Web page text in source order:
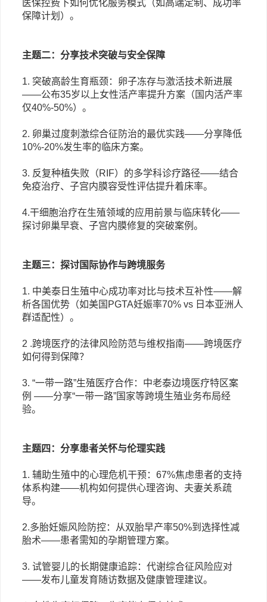
医保控费下如何优化服务模式（如高端定制、成功率
保障计划）。
主题二：分享技术突破与安全保障
1. 突破高龄生育瓶颈：卵子冻存与激活技术新进展
——公布35岁以上女性活产率提升方案（国内活产率
仅40%-50%）。
2. 卵巢过度刺激综合征防治的最优实践——分享降低
10%-20%发生率的临床方案。
3. 反复种植失败（RIF）的多学科诊疗路径——结合
免疫治疗、子宫内膜容受性评估提升着床率。
4.干细胞治疗在生殖领域的应用前景与临床转化——
探讨卵巢早衰、子宫内膜修复的突破案例。
主题三：探讨国际协作与跨境服务
1. 中美泰日生殖中心成功率对比与技术互补性——解
析各国优势（如美国PGTA妊娠率70% vs 日本亚洲人
群适配性）。
2 .跨境医疗的法律风险防范与维权指南——跨境医疗
如何得到保障？
3. “一带一路”生殖医疗合作：中老泰边境医疗特区案
例 ——分享“一带一路”国家等跨境生殖业务布局经
验。
主题四：分享患者关怀与伦理实践
1. 辅助生殖中的心理危机干预：67%焦虑患者的支持
体系构建——机构如何提供心理咨询、夫妻关系疏
导。
2.多胎妊娠风险防控：从双胎早产率50%到选择性减
胎术——患者需知的孕期管理方案。
3. 试管婴儿的长期健康追踪：代谢综合征风险应对
——发布儿童发育随访数据及健康管理建议。